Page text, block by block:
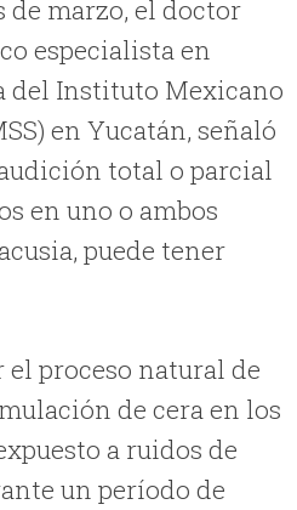
de marzo, el doctor
especialista en
Instituto Mexicano
en Yucatán, señaló
total o parcial
en uno o ambos
puede tener
el proceso natural de
de cera en los
a ruidos de
un período de